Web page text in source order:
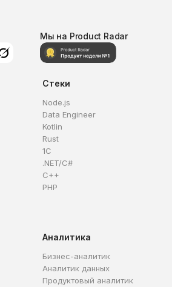
Мы на Product Radar
Стеки
Node.js
Data Engineer
Kotlin
Rust
1C
.NET/C#
C++
PHP
Аналитика
Бизнес-аналитик
Аналитик данных
Продуктовый аналитик